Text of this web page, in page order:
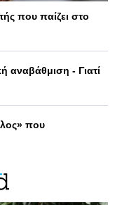
που παίζει στο
αναβάθμιση - Γιατί
που